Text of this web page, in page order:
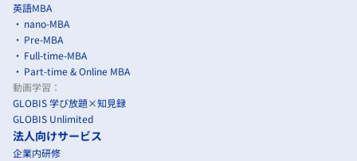
英語MBA
nano-MBA
Pre-MBA
Full-time-MBA
Part-time & Online MBA
動画学習：
GLOBIS 学び放題×知見録
GLOBIS Unlimited
法人向けサービス
企業内研修